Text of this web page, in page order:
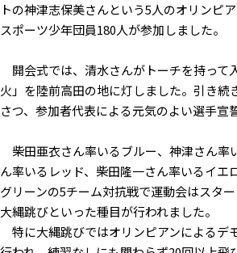
トの神津志保美さんという5人のオリンピ
スポーツ少年団員180人が参加しました。
開会式では、清水さんがトーチを持って
火」を陸前高田の地に灯しました。引き続
さつ、参加者代表による元気のよい選手宣
柴田亜衣さん率いるブルー、神津さん率
ん率いるレッド、柴田隆一さん率いるイエ
グリーンの5チーム対抗戦で運動会はスター
大縄跳びといった種目が行われました。
特に大縄跳びではオリンピアンによるデ